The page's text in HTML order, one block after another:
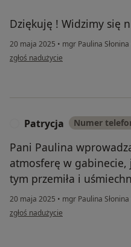
Dziękuję ! Widzimy się
20 maja 2025 • mgr Paulina Słonina
w opinii użytkownika RS
zgłoś nadużycie
Patrycja Numer
Pani Paulina
atmosferę w
tym przemiła i
20 maja 2025 • mgr Paulina Słonina
w opinii użytkownika Patrycja
zgłoś nadużycie